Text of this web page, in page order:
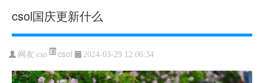
csol国庆更新什么
网友:cso csol 2024-03-29 12:06:34